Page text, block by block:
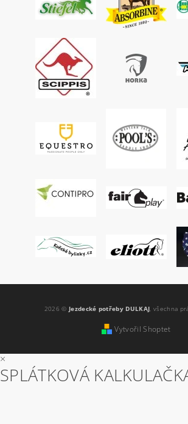
2026 © Jezdecké potřeby DULKAJ , všechna
Vytvořil Shoptet
×
SPLÁTKOVÁ